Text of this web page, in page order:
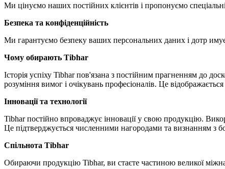
Ми цінуємо наших постійних клієнтів і пропонуємо
Безпека та конфіденційність
Ми гарантуємо безпеку ваших персональних даних і дотр
Чому обирають Tibhar
Історія успіху Tibhar пов'язана з постійним прагненням до
розуміння вимог і очікувань професіоналів. Це
Інновації та технології
Tibhar постійно впроваджує інновації у свою продукцію.
Це підтверджується численними нагородами та визнанням з
Спільнота Tibhar
Обираючи продукцію Tibhar, ви стаєте частиною великої